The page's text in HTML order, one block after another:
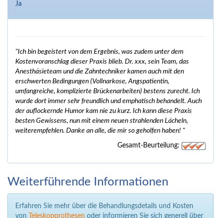
Ja
"Ich bin begeistert von dem Ergebnis, was zudem unter dem
Kostenvoranschlag dieser Praxis blieb. Dr. xxx, sein Team, das
Anesthäsieteam und die Zahntechniker kamen auch mit den
erschwerten Bedingungen (Vollnarkose, Angspatientin,
umfangreiche, komplizierte Brückenarbeiten) bestens zurecht. Ich
wurde dort immer sehr freundlich und emphatisch behandelt. Auch
der auflockernde Humor kam nie zu kurz. Ich kann diese Praxis
besten Gewissens, nun mit einem neuen strahlenden Lächeln,
weiterempfehlen. Danke an alle, die mir so geholfen haben! "
Gesamt-Beurteilung:
Weiterführende Informationen
Erfahren Sie mehr über die Behandlungsdetails und Kosten
von
Teleskopprothesen oder informieren Sie sich generell über